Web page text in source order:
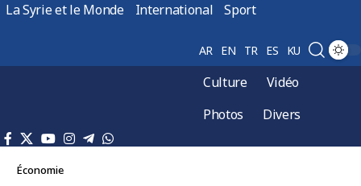
La Syrie et le Monde International Sport
AR EN TR ES KU
Culture
Vidéo
Photos
Divers
Économie